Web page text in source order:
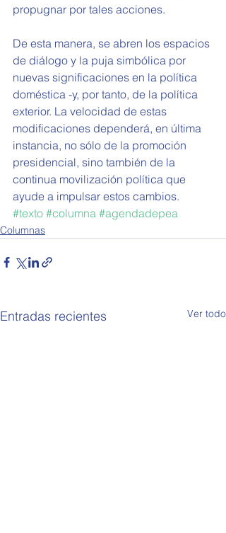
propugnar por tales acciones.
De esta manera, se abren los espacios
de diálogo y la puja simbólica por
nuevas significaciones en la política
doméstica -y, por tanto, de la política
exterior. La velocidad de estas
modificaciones dependerá, en última
instancia, no sólo de la promoción
presidencial, sino también de la
continua movilización política que
ayude a impulsar estos cambios.
#texto #columna #agendadepea
Columnas
Entradas recientes Ver todo